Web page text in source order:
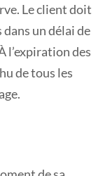
Le client doit
un délai de
l’expiration des
de tous les